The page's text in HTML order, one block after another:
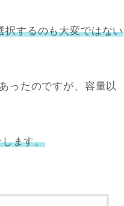
択するのも大変ではない
ったのですが、容量以
ます。